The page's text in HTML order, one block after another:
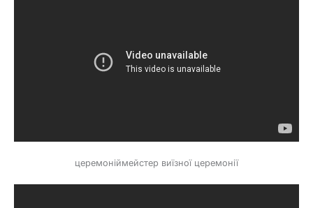
церемоніймейстер виїзної церемонії